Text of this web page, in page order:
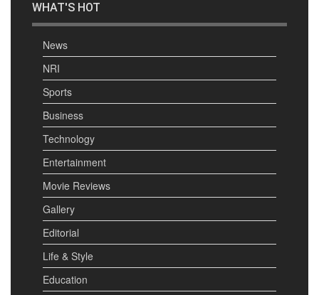
WHAT'S HOT
News
NRI
Sports
Business
Technology
Entertainment
Movie Reviews
Gallery
Editorial
Life & Style
Education